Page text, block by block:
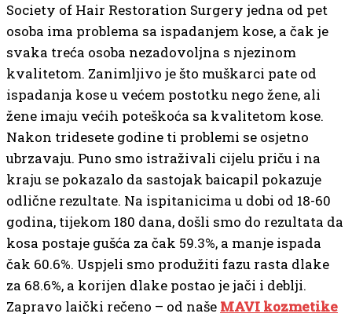
Society of Hair Restoration Surgery jedna od pet
osoba ima problema sa ispadanjem kose, a čak je
svaka treća osoba nezadovoljna s njezinom
kvalitetom. Zanimljivo je što muškarci pate od
ispadanja kose u većem postotku nego žene, ali
žene imaju većih poteškoća sa kvalitetom kose.
Nakon tridesete godine ti problemi se osjetno
ubrzavaju. Puno smo istraživali cijelu priču i na
kraju se pokazalo da sastojak baicapil pokazuje
odlične rezultate. Na ispitanicima u dobi od 18-60
godina, tijekom 180 dana, došli smo do rezultata da
kosa postaje gušća za čak 59.3%, a manje ispada
čak 60.6%. Uspjeli smo produžiti fazu rasta dlake
za 68.6%, a korijen dlake postao je jači i deblji.
Zapravo laički rečeno – od naše MAVI kozmetike